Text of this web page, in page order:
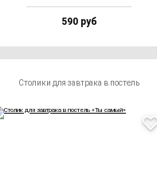
590 руб
Столики для завтрака в постель